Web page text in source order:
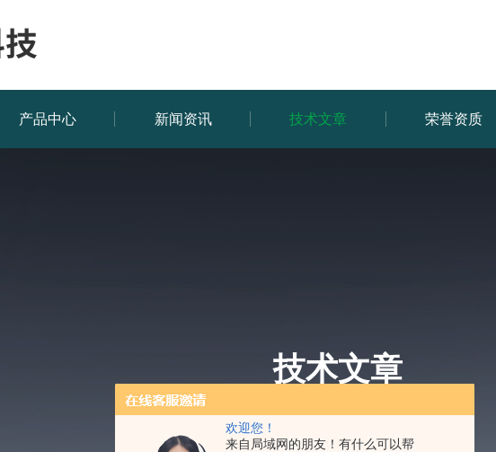
欢迎您！
来自局域网的朋友！有什么可以帮
产品中心 新闻资讯 技术文章 荣誉资质
技术文章
TECHNICAL ARTICLES